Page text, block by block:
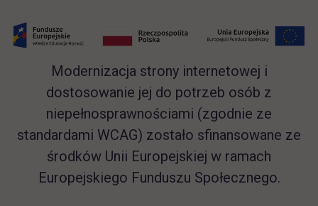
Modernizacja strony internetowej i
dostosowanie jej do potrzeb osób z
niepełnosprawnościami (zgodnie ze
standardami WCAG) zostało sfinansowane ze
środków Unii Europejskiej w ramach
Europejskiego Funduszu Społecznego.